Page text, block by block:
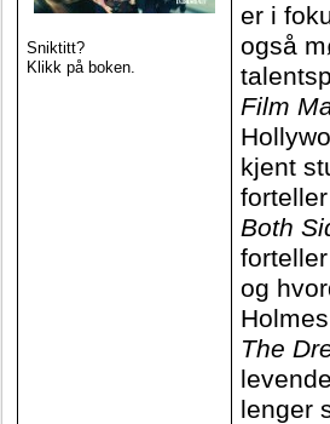
Sniktitt?
Klikk på boken.
er i
også
Film
kjent
Both
og
The
lenger